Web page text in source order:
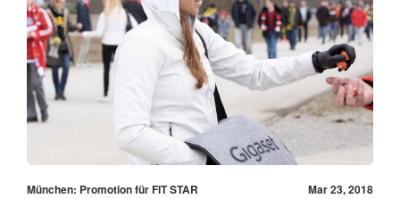
München: Promotion für FIT STAR
Mar 23, 2018